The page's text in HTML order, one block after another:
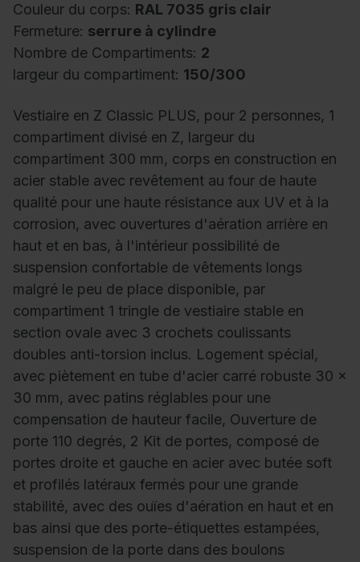
Couleur du corps: RAL 7035 gris clair
Fermeture: serrure à cylindre
Nombre de Compartiments: 2
largeur du compartiment: 150/300
Vestiaire en Z Classic PLUS, pour 2 personnes, 1
compartiment divisé en Z, largeur du
compartiment 300 mm, corps en construction en
acier stable avec revêtement au four de haute
qualité pour une haute résistance aux UV et à la
corrosion, avec ouvertures d'aération arrière en
haut et en bas, à l'intérieur possibilité de
suspension confortable de vêtements longs
malgré le peu de place disponible, par
compartiment 1 tringle de vestiaire stable en
section ovale avec 3 crochets coulissants
doubles anti-torsion inclus. Logement spécial,
avec piètement en tube d'acier carré robuste 30 x
30 mm, avec patins réglables pour une
compensation de hauteur facile, Ouverture de
porte 110 degrés, 2 Kit de portes, composé de
portes droite et gauche en acier avec butée soft
et profilés latéraux fermés pour une grande
stabilité, avec des ouïes d'aération en haut et en
bas ainsi que des porte-étiquettes estampées,
suspension de la porte dans des boulons